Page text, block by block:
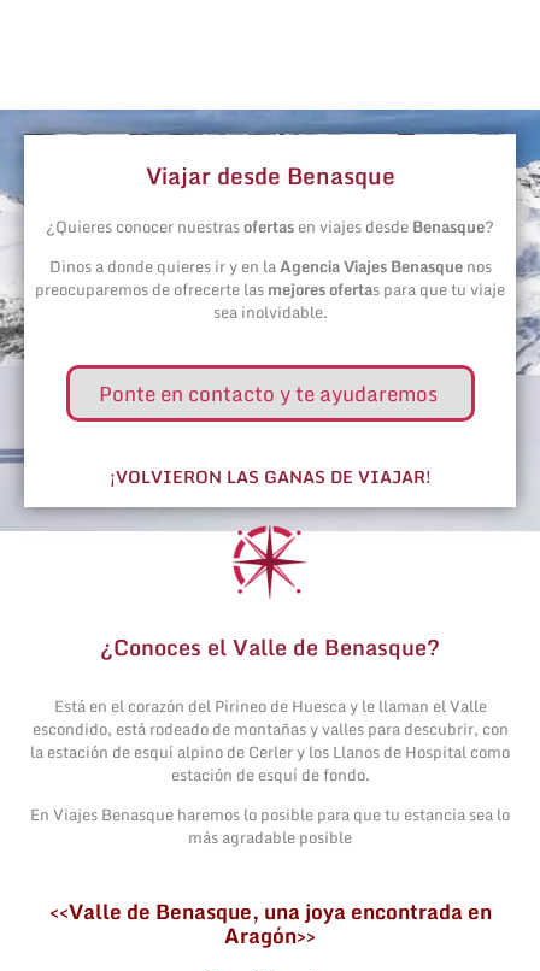
Viajar desde Benasque
¿Quieres conocer nuestrasofertasen viajes desdeBenasque?
Dinos a donde quieres ir y en laAgencia Viajes Benasquenos
preocuparemos de ofrecerte lasmejores ofertas para que tu viaje
sea inolvidable.
Ponte en contacto y te ayudaremos
¡VOLVIERON LAS GANAS DE VIAJAR!
¿Conoces el Valle de Benasque?
Está en el corazón del Pirineo de Huesca y le llaman el Valle
escondido, está rodeado de montañas y valles para descubrir, con
la estación de esquí alpino de Cerler y los Llanos de Hospital como
estación de esquí de fondo.
En Viajes Benasque haremos lo posible para que tu estancia sea lo
más agradable posible
<<Valle de Benasque, una joya encontrada en
Aragón>>